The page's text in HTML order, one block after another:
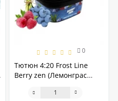
0
Тютюн 4:20 Frost Line
Berry zen (Лемонграс